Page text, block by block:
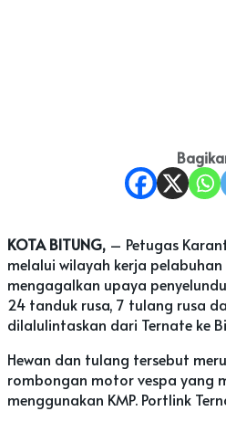
KOTA BITUNG, – Petugas
melalui wilayah kerja
mengagalkan upaya
24 tanduk rusa, 7 tulang rusa
dilalulintaskan dari Ternate ke
Hewan dan tulang tersebut
rombongan motor vespa yang
menggunakan KMP. Portlink